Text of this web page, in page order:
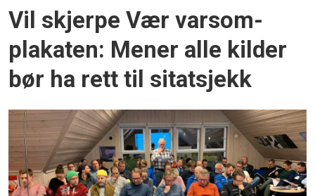
Vil skjerpe Vær varsom-
plakaten: Mener alle kilder
bør ha rett til sitatsjekk